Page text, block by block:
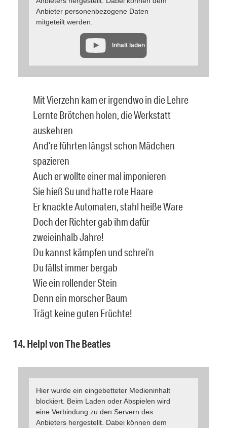
Anbieter personenbezogene Daten
mitgeteilt werden.
Inhalt laden
Mit Vierzehn kam er irgendwo in die Lehre
Lernte Brötchen holen, die Werkstatt
auskehren
And’re führten längst schon Mädchen
spazieren
Auch er wollte einer mal imponieren
Sie hieß Su und hatte rote Haare
Er knackte Automaten, stahl heiße Ware
Doch der Richter gab ihm dafür
zweieinhalb Jahre!
Du kannst kämpfen und schrei’n
Du fällst immer bergab
Wie ein rollender Stein
Denn ein morscher Baum
Trägt keine guten Früchte!
14. Help! von The Beatles
Hier wurde ein eingebetteter Medieninhalt
blockiert. Beim Laden oder Abspielen wird
eine Verbindung zu den Servern des
Anbieters hergestellt. Dabei können dem